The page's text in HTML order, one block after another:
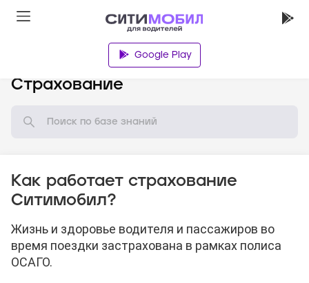
Google Play
Страхование
Как работает страхование
Ситимобил?
Жизнь и здоровье водителя и пассажиров во
время поездки застрахована в рамках полиса
ОСАГО.